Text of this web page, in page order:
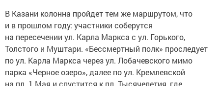
В Казани колонна пройдет тем же маршрутом, что
и в прошлом году: участники соберутся
на пересечении ул. Карла Маркса с ул. Горького,
Толстого и Муштари. «Бессмертный полк» проследует
по ул. Карла Маркса через ул. Лобачевского мимо
парка «Черное озеро», далее по ул. Кремлевской
на пл. 1 Мая и спустится к пл. Тысячелетия, где